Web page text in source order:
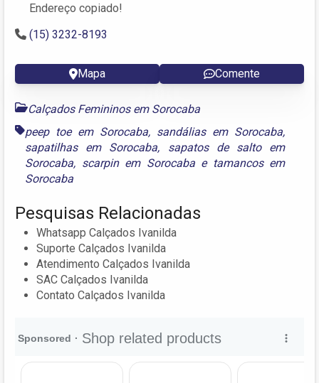
Endereço copiado!
(15) 3232-8193
Mapa Comente
Calçados Femininos em Sorocaba
peep toe em Sorocaba, sandálias em Sorocaba,
sapatilhas em Sorocaba, sapatos de salto em
Sorocaba, scarpin em Sorocabae tamancos em
Sorocaba
Pesquisas Relacionadas
Whatsapp Calçados Ivanilda
Suporte Calçados Ivanilda
Atendimento Calçados Ivanilda
SAC Calçados Ivanilda
Contato Calçados Ivanilda